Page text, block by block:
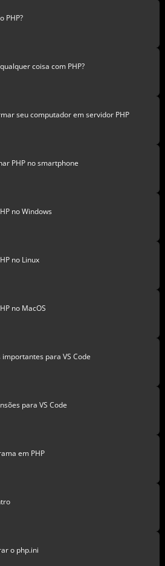
PHP?
coisa com PHP?
seu computador em servidor PHP
PHP no smartphone
no Windows
no Linux
no MacOS
para VS Code
para VS Code
em PHP
o php.ini